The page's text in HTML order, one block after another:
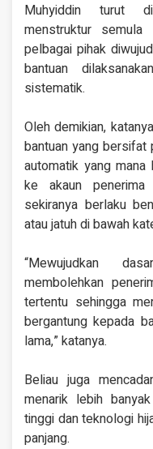
Muhyiddin turut
menstruktur
pelbagai pihak
bantuan
sistematik.
Oleh demikian,
bantuan yang bersifat
automatik yang
ke akaun
sekiranya berlaku
atau jatuh di bawah
“Mewujudkan
membolehkan
tertentu sehingga
bergantung kepada
lama,” katanya.
Beliau juga
menarik lebih
tinggi dan teknologi
panjang.